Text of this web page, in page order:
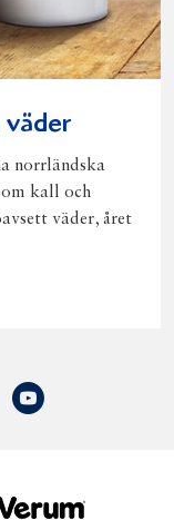
väder
norrländska
kall och
väder, året
Youtube